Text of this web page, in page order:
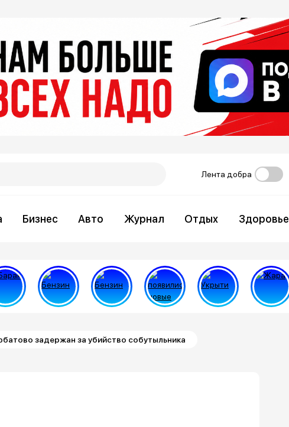
Лента добра
Бизнес Авто Журнал Отдых Здоровье
задержан за убийство собутыльника